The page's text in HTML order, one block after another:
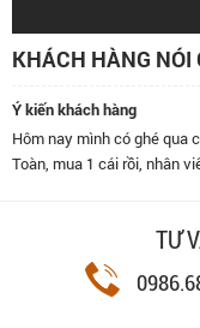
KHÁCH HÀNG NÓI
Ý kiến khách hàng
Hôm nay mình có ghé qua
Toàn, mua 1 cái rồi, nhân
TƯ